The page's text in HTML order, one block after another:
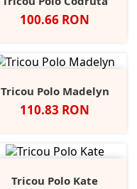
Pret
100.66 RON
Tricou Polo Madelyn
Pret
110.83 RON
Tricou Polo Kate